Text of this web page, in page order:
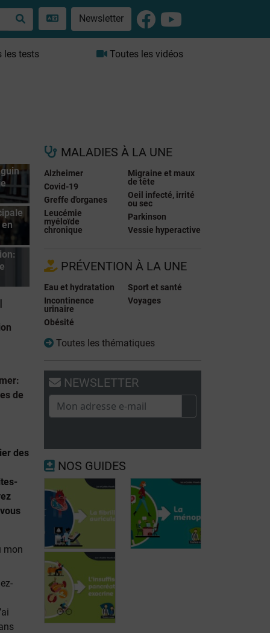
Newsletter
les tests Toutes les vidéos
de
des
mon
MALADIES À LA UNE
Alzheimer
Covid-19
Greffe d'organes
Leucémie
myéloïde
chronique
Migraine et maux
de tête
Oeil infecté, irrité
ou sec
Parkinson
Vessie hyperactive
PRÉVENTION À LA UNE
Eau et hydratation
Incontinence
urinaire
Obésité
Sport et santé
Voyages
Toutes les thématiques
NEWSLETTER
NOS GUIDES
Fibrillation
auriculaire